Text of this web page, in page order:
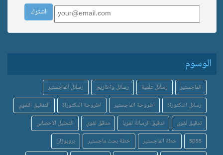
الوسوم
الماجستير رسائل علمية رسائل واطاريح
رسائل الماجستير
رسائل الدكتوراة
اطروحة الماجستير اطروحة الدكتوراة
التدقيق اللغوي
تدقيق لغوي
تدقيق الرسالة لغويا مدقق لغوي
التحليل الاحصائي
spss
خطة الماجستير خطة بحث ماجستير
بروبوزال